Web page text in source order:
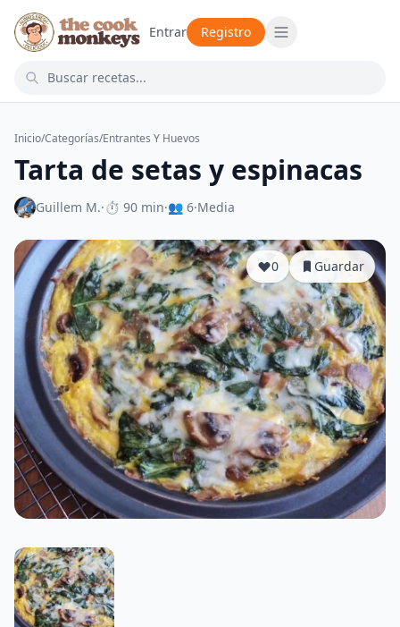
Entrar Registro
Inicio/Categorías/Entrantes Y Huevos
Tarta de setas y espinacas
Guillem M.·⏱ 90 min·👥 6·Media
0 Guardar